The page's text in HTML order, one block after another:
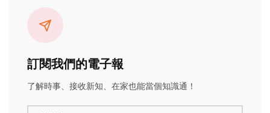
訂閱我們的電子報
了解時事、接收新知、在家也能當個知識通！